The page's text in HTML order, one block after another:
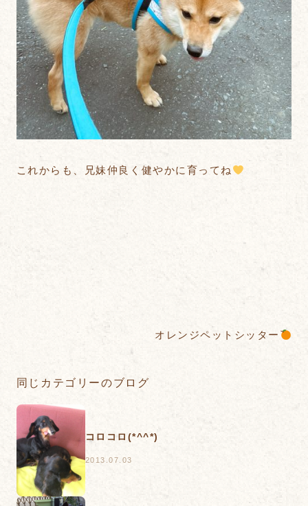
これからも、兄妹仲良く健やかに育ってね
オレンジペットシッター
同じカテゴリーのブログ
コロコロ(*^^*)
2013.07.03